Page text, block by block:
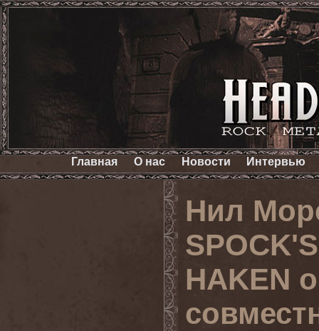
Главная О нас Новости Интервью
Нил
HAKEN